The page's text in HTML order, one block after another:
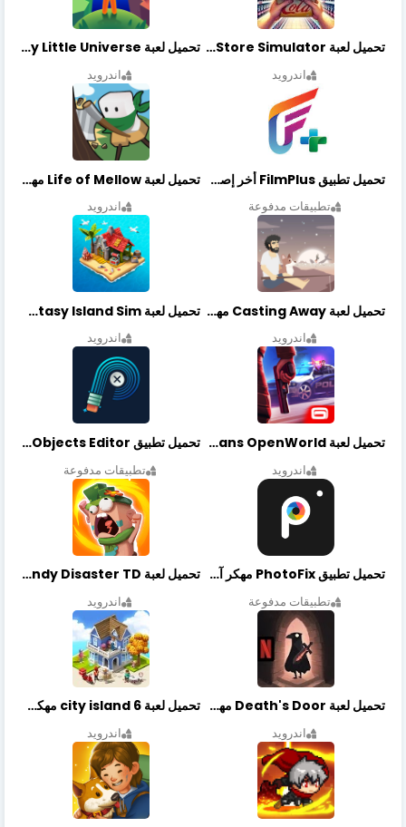
تحميل لعبة Retail Store Simulator مهكرة اخر اصدار
اندرويد
تحميل لعبة My Little Universe مهكرة أخر إصدار
اندرويد
تحميل تطبيق FilmPlus أخر إصدار
تطبيقات مدفوعة
تحميل لعبة Life of Mellow مهكرة أخر إصدار
اندرويد
تحميل لعبة Casting Away مهكرة أخر إصدار
اندرويد
تحميل لعبة Fantasy Island Sim مهكرة أخر إصدار
اندرويد
تحميل لعبة Gangstar New Orleans OpenWorld مهكرة أخر إصدار
اندرويد
تحميل تطبيق Retouch Remove Objects Editor مهكرة اخر إصدار
تطبيقات مدفوعة
تحميل تطبيق PhotoFix مهكر آخر إصدار
تطبيقات مدفوعة
تحميل لعبة Candy Disaster TD مهكرة اخر إصدار
اندرويد
تحميل لعبة Death's Door مهكرة أخر إصدار
اندرويد
تحميل لعبة city island 6 مهكرة أخر إصدار
اندرويد